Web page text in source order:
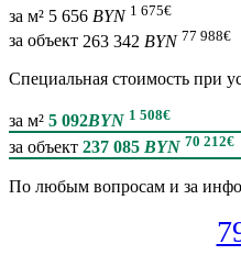
за м² 5 656 BYN 1 675€
за объект 263 342 BYN 77 988€
Специальная cтоимость при
за м² 5 092BYN 1 508€
за объект 237 085 BYN 70 212€
По любым вопросам и за